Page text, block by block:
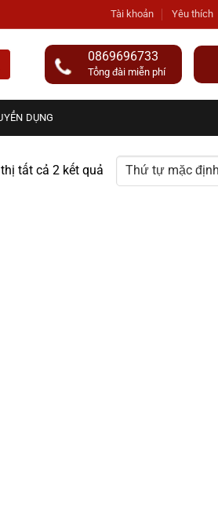
Tài khoản Yêu thích
0869696733
Tổng đài miễn phí
DỤNG
tất cả 2 kết quả